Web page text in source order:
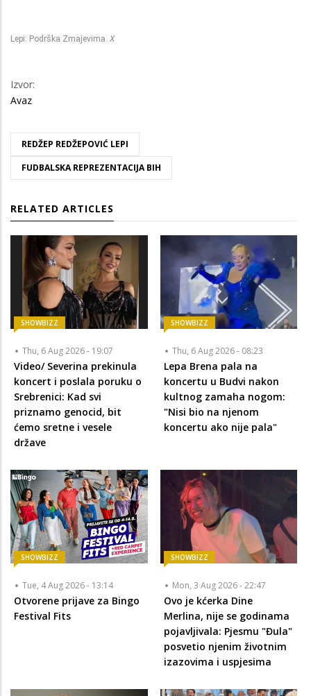
Lepi: Podrška Zmajevima. X
Izvor:
Avaz
REDŽEP REDŽEPOVIĆ LEPI
FUDBALSKA REPREZENTACIJA BIH
RELATED ARTICLES
SHOWBIZZ
Thu, 6 Aug 2026 - 19:07
Video/ Severina prekinula
koncert i poslala poruku o
Srebrenici: Kad svi
priznamo genocid, bit
ćemo sretne i vesele
države
SHOWBIZZ
Thu, 6 Aug 2026 - 08:23
Lepa Brena pala na
koncertu u Budvi nakon
kultnog zamaha nogom:
"Nisi bio na njenom
koncertu ako nije pala"
SHOWBIZZ
Tue, 4 Aug 2026 - 13:14
Otvorene prijave za Bingo
Festival Fits
SHOWBIZZ
Mon, 3 Aug 2026 - 22:47
Ovo je kćerka Dine
Merlina, nije se godinama
pojavljivala: Pjesmu "Đula"
posvetio njenim životnim
izazovima i uspjesima